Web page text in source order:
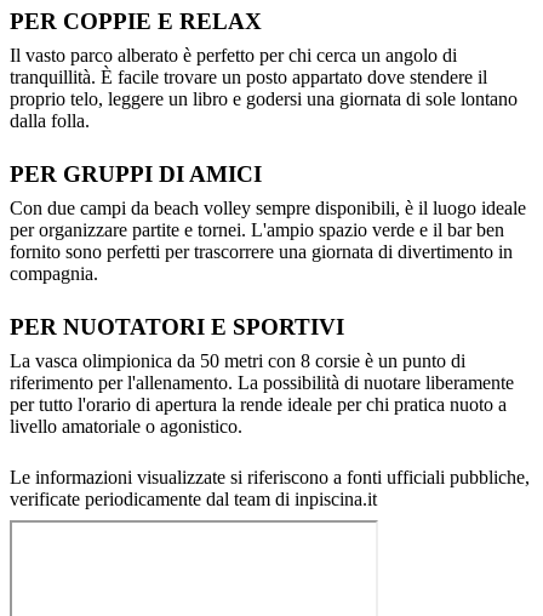
PER COPPIE E RELAX
Il vasto parco alberato è perfetto per chi cerca un angolo di
tranquillità. È facile trovare un posto appartato dove stendere il
proprio telo, leggere un libro e godersi una giornata di sole lontano
dalla folla.
PER GRUPPI DI AMICI
Con due campi da beach volley sempre disponibili, è il luogo ideale
per organizzare partite e tornei. L'ampio spazio verde e il bar ben
fornito sono perfetti per trascorrere una giornata di divertimento in
compagnia.
PER NUOTATORI E SPORTIVI
La vasca olimpionica da 50 metri con 8 corsie è un punto di
riferimento per l'allenamento. La possibilità di nuotare liberamente
per tutto l'orario di apertura la rende ideale per chi pratica nuoto a
livello amatoriale o agonistico.
Le informazioni visualizzate si riferiscono a fonti ufficiali pubbliche,
verificate periodicamente dal team di inpiscina.it